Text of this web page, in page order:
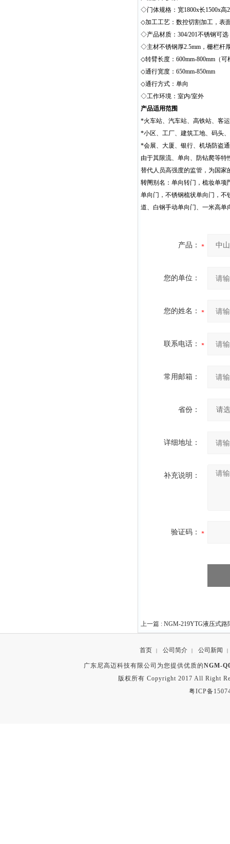
◇门体规格：宽1800x长1500x高
◇加工工艺：数控切割加工，表
◇产品材质：304/201不锈钢可选
◇主材不锈钢厚2.5mm ， 栅栏杆
◇转臂长度： 600mm-800mm （
◇通行宽度： 650mm-850mm
◇通行方式：单向
◇工作环境：室内/室外
产品适用范围
*火车站、汽车站、高铁站、客
*小区、工厂、建筑工地、码头
*会展、大厦、银行、机场防盗
由于其限流、单向、防钻爬等
替代人员高强度的监管，为国家
转闸别名：单向转门，梳妆单项
单向门，不锈钢梳状单向门，不
道、白钢手动单向门、一米高单
产品：
您的单位：
您的姓名：
联系电话：
常用邮箱：
省份：
详细地址：
补充说明：
验证码：
上一篇 : NGM-219YTG液压式
首页 | 公司简介 | 公司新闻 |
广东尼高迈科技有限公司为您提供优质的NGM-
版权所有 Copyright 2017 All Right
粤ICP备